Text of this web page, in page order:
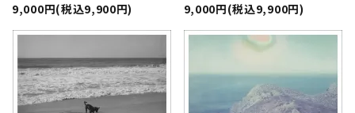
9,000円(税込9,900円)
9,000円(税込9,900円)